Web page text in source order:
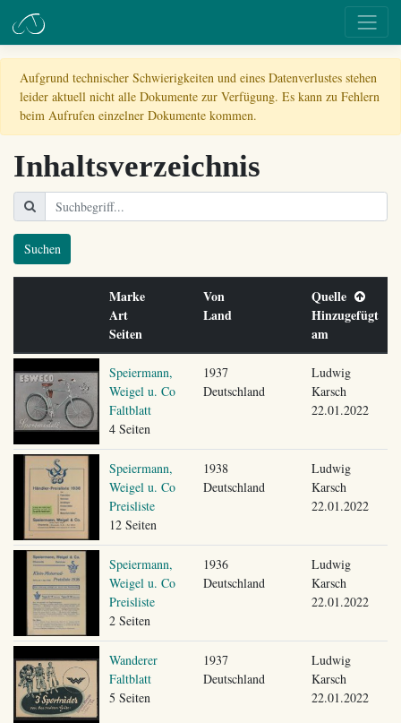
Aufgrund technischer Schwierigkeiten und eines Datenverlustes stehen
leider aktuell nicht alle Dokumente zur Verfügung. Es kann zu Fehlern
beim Aufrufen einzelner Dokumente kommen.
Inhaltsverzeichnis
Suchen
Marke
Art
Seiten
Von
Land
Quelle
Hinzugefügt
am
Speiermann,
Weigel u. Co
Faltblatt
4 Seiten
1937
Deutschland
Ludwig
Karsch
22.01.2022
Speiermann,
Weigel u. Co
Preisliste
12 Seiten
1938
Deutschland
Ludwig
Karsch
22.01.2022
Speiermann,
Weigel u. Co
Preisliste
2 Seiten
1936
Deutschland
Ludwig
Karsch
22.01.2022
Wanderer
Faltblatt
5 Seiten
1937
Deutschland
Ludwig
Karsch
22.01.2022